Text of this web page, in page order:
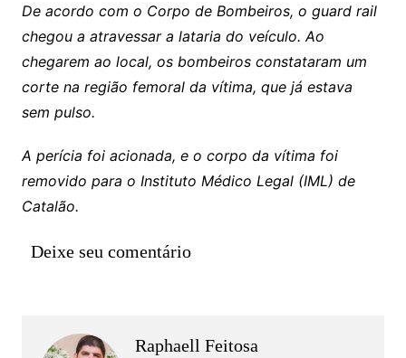
De acordo com o Corpo de Bombeiros, o guard rail
chegou a atravessar a lataria do veículo. Ao
chegarem ao local, os bombeiros constataram um
corte na região femoral da vítima, que já estava
sem pulso.
A perícia foi acionada, e o corpo da vítima foi
removido para o Instituto Médico Legal (IML) de
Catalão.
Deixe seu comentário
Raphaell Feitosa